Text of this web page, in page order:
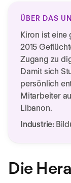
ÜBER DAS
Kiron ist
2015
Zugang zu
Damit sich
persönlich
Mitarbeiter
Libanon.
Industrie:
Die